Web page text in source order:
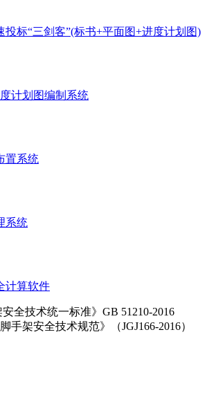
投标“三剑客”(标书+平面图+进度计划图)
计划图编制系统
置系统
系统
计算软件
全技术统一标准》GB 51210-2016
手架安全技术规范》（JGJ166-2016）